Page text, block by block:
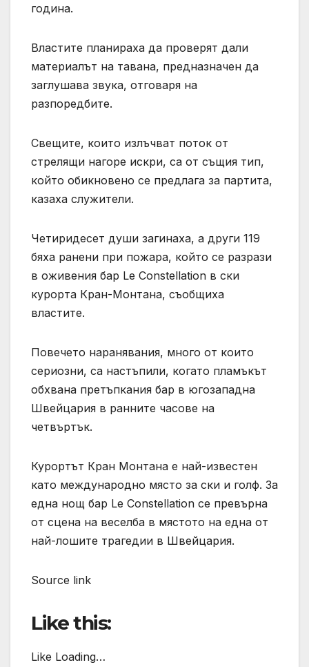
година.
Властите планираха да проверят дали
материалът на тавана, предназначен да
заглушава звука, отговаря на
разпоредбите.
Свещите, които излъчват поток от
стрелящи нагоре искри, са от същия тип,
който обикновено се предлага за партита,
казаха служители.
Четиридесет души загинаха, а други 119
бяха ранени при пожара, който се разрази
в оживения бар Le Constellation в ски
курорта Кран-Монтана, съобщиха
властите.
Повечето наранявания, много от които
сериозни, са настъпили, когато пламъкът
обхвана претъпкания бар в югозападна
Швейцария в ранните часове на
четвъртък.
Курортът Кран Монтана е най-известен
като международно място за ски и голф. За
една нощ бар Le Constellation се превърна
от сцена на веселба в мястото на една от
най-лошите трагедии в Швейцария.
Source link
Like this:
Like Loading…